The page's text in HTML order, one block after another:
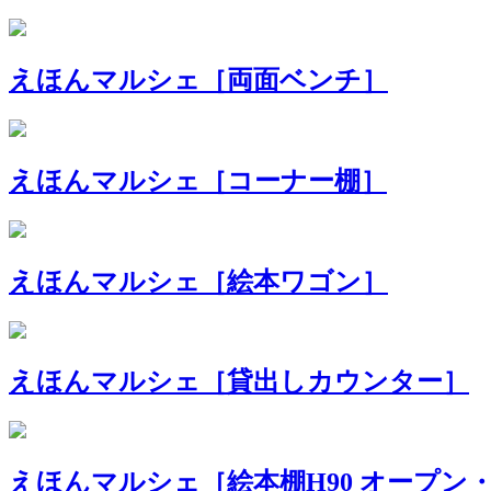
えほんマルシェ［両面ベンチ］
えほんマルシェ［コーナー棚］
えほんマルシェ［絵本ワゴン］
えほんマルシェ［貸出しカウンター］
えほんマルシェ［絵本棚H90 オープン・